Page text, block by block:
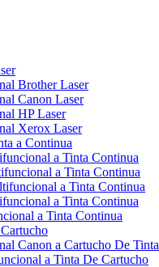
Brother Laser
Canon Laser
HP Laser
Xerox Laser
a Continua
a Tinta Continua
a Tinta Continua
a Tinta Continua
a Tinta Continua
a Tinta Continua
Canon a Cartucho De Tinta
a Tinta De Cartucho